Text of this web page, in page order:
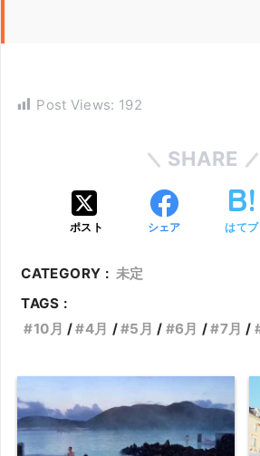
Post Views: 192
SHARE
ポスト シェア はてブ
CATEGORY : 未定
TAGS :
10月
4月 5月 6月 7月